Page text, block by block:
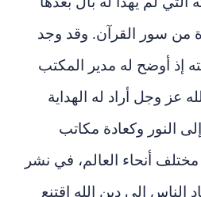
من سور القرآن. وقد وجد
إذ أوضح له مدير المكتب
عز وجل أراد له الهداية
النور وكعادة مكاتب
أنحاء العالم، في نشر
الناس إلى دين الله اقتنع